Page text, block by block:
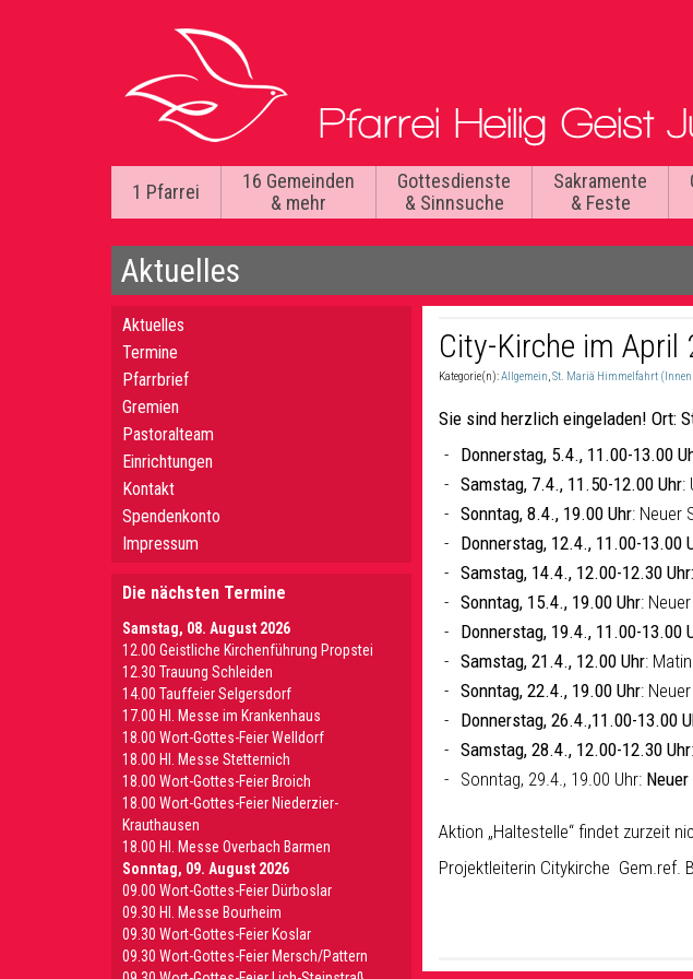
1 Pfarrei
16 Gemeinden
& mehr
Gottesdienste
& Sinnsuche
Sakramente
& Feste
Aktuelles
City-Kirche im April
Kategorie(n):Allgemein,St. Mariä Himmelfahrt
Sie sind herzlich eingeladen! Ort:
Donnerstag, 5.4., 11.00-13.00
Samstag, 7.4., 11.50-12.00 Uhr:
Sonntag, 8.4., 19.00 Uhr: Neuer
Donnerstag, 12.4., 11.00-13.00
Samstag, 14.4., 12.00-12.30 Uhr:
Sonntag, 15.4., 19.00 Uhr:
Donnerstag, 19.4., 11.00-13.00
Samstag, 21.4., 12.00 Uhr:
Sonntag, 22.4., 19.00 Uhr:
Donnerstag, 26.4.,11.00-13.00
Samstag, 28.4., 12.00-12.30 Uhr
Sonntag, 29.4., 19.00 Uhr:
Aktion „Haltestelle“ findet zurzeit
Projektleiterin Citykirche Gem.ref.
Aktuelles
Termine
Pfarrbrief
Gremien
Pastoralteam
Einrichtungen
Kontakt
Spendenkonto
Impressum
Die nächsten Termine
Samstag, 08. August 2026
12.00 Geistliche Kirchenführung Propstei
12.30 Trauung Schleiden
14.00 Tauffeier Selgersdorf
17.00 Hl. Messe im Krankenhaus
18.00 Wort-Gottes-Feier Welldorf
18.00 Hl. Messe Stetternich
18.00 Wort-Gottes-Feier Broich
18.00 Wort-Gottes-Feier Niederzier-
Krauthausen
18.00 Hl. Messe Overbach Barmen
Sonntag, 09. August 2026
09.00 Wort-Gottes-Feier Dürboslar
09.30 HI. Messe Bourheim
09.30 Wort-Gottes-Feier Koslar
09.30 Wort-Gottes-Feier Mersch/Pattern